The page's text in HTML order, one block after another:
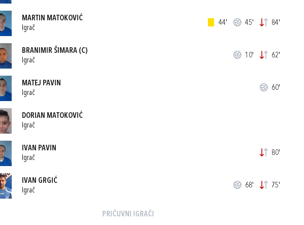
MARTIN MATOKOVIĆ
Igrač
44' 45' 84'
BRANIMIR ŠIMARA(C)
Igrač
10' 62'
MATEJ PAVIN
Igrač
60'
DORIAN MATOKOVIĆ
Igrač
IVAN PAVIN
Igrač
80'
IVAN GRGIĆ
Igrač
68' 75'
PRIČUVNI IGRAČI